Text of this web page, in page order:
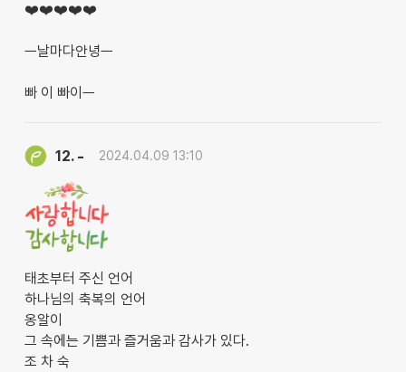
❤️❤️❤️❤️❤️
ㅡ날마다안녕ㅡ
빠 이 빠이ㅡ
12. - 2024.04.09 13:10
태초부터 주신 언어
하나님의 축복의 언어
옹알이
그 속에는 기쁨과 즐거움과 감사가 있다.
조 차 숙